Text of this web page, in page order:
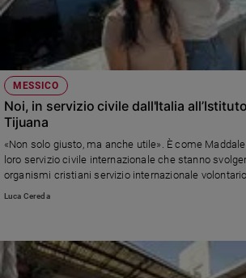
MESSICO
Noi, in servizio civile dall'Italia
Tijuana
«Non solo giusto, ma anche utile». È come
loro servizio civile internazionale che stanno
organismi cristiani servizio internazionale
Madre Assunta di Tijuana in Messico, al confine
Luca Cereda